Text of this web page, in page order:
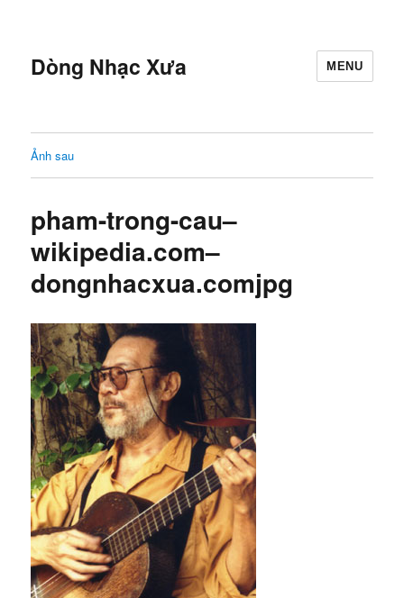
Dòng Nhạc Xưa MENU
Ảnh sau
pham-trong-cau–
wikipedia.com–
dongnhacxua.comjpg